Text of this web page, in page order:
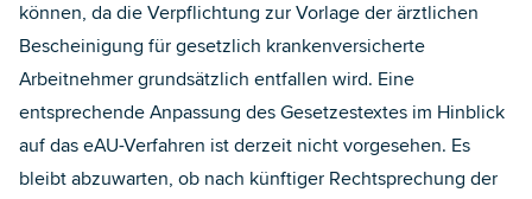
können, da die Verpflichtung zur Vorlage der ärztlichen
Bescheinigung für gesetzlich krankenversicherte
Arbeitnehmer grundsätzlich entfallen wird. Eine
entsprechende Anpassung des Gesetzestextes im Hinblick
auf das eAU-Verfahren ist derzeit nicht vorgesehen. Es
bleibt abzuwarten, ob nach künftiger Rechtsprechung der